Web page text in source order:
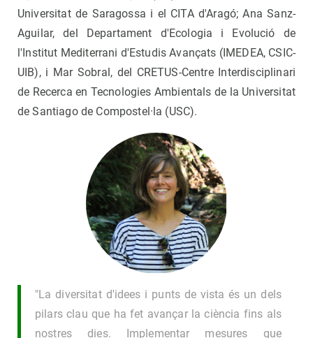
Universitat de Saragossa i el CITA d'Aragó; Ana Sanz-
Aguilar, del Departament d'Ecologia i Evolució de
l'Institut Mediterrani d'Estudis Avançats (IMEDEA, CSIC-
UIB), i Mar Sobral, del CRETUS-Centre Interdisciplinari
de Recerca en Tecnologies Ambientals de la Universitat
de Santiago de Compostel·la (USC).
"La diversitat d'idees i punts de vista és un dels
pilars clau que ha fet avançar la ciència fins als
nostres dies. Implementar mesures que